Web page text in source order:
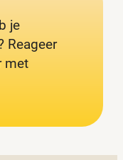
je
Reageer
met